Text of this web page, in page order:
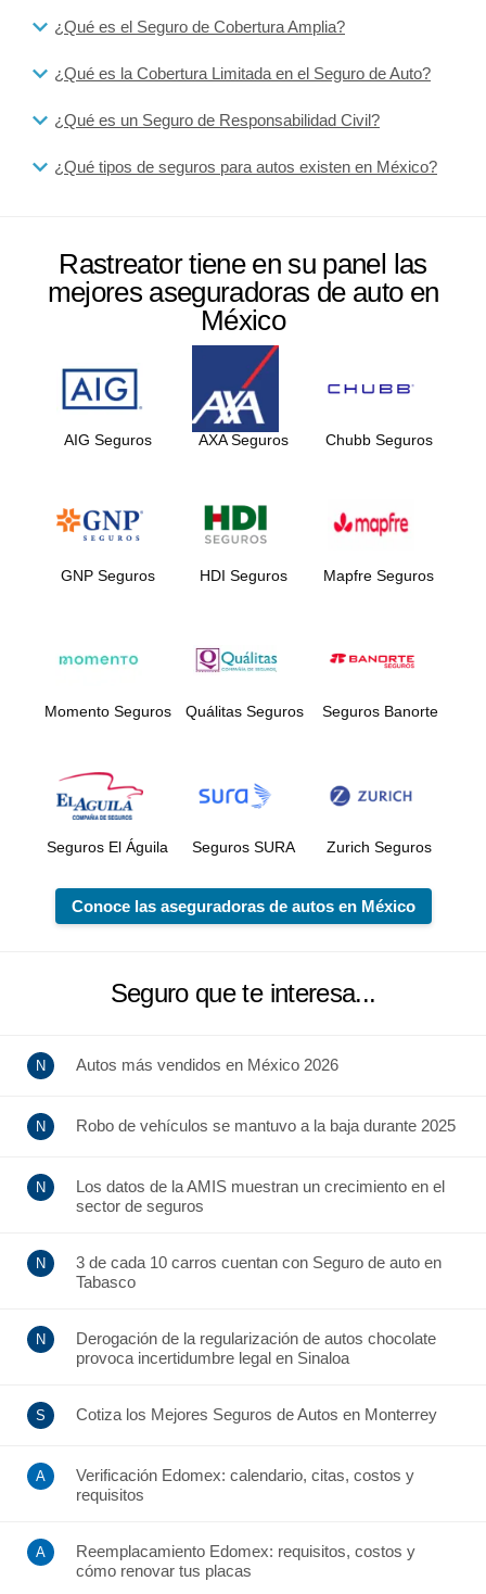
¿Qué es el Seguro de Cobertura Amplia?
¿Qué es la Cobertura Limitada en el Seguro de Auto?
¿Qué es un Seguro de Responsabilidad Civil?
¿Qué tipos de seguros para autos existen en México?
Rastreator tiene en su panel las
mejores aseguradoras de auto en
México
AIG Seguros AXA Seguros Chubb Seguros
GNP Seguros HDI Seguros Mapfre Seguros
Momento Seguros Quálitas Seguros Seguros Banorte
Seguros El Águila Seguros SURA Zurich Seguros
Conoce las aseguradoras de autos en México
Seguro que te interesa...
Autos más vendidos en México 2026
Robo de vehículos se mantuvo a la baja durante 2025
Los datos de la AMIS muestran un crecimiento en el
sector de seguros
3 de cada 10 carros cuentan con Seguro de auto en
Tabasco
Derogación de la regularización de autos chocolate
provoca incertidumbre legal en Sinaloa
Cotiza los Mejores Seguros de Autos en Monterrey
Verificación Edomex: calendario, citas, costos y
requisitos
Reemplacamiento Edomex: requisitos, costos y
cómo renovar tus placas